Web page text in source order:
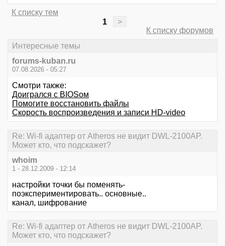
К списку тем
1
>
К списку форумов
Интересные темы
forums-kuban.ru
07.08.2026 - 05:27
Смотри также:
Доигрался c BIOSом
Помогите восстановить файлы
Скорость воспроизведения и записи HD-video
Re: Wi-fi адаптер от Atheros не видит DWL-2100AP.
Может кто, что подскажет?
whoim
1 - 28.12.2009 - 12:14
настройки точки бы поменять-
поэкспериментировать.. основные..
канал, шифрование
Re: Wi-fi адаптер от Atheros не видит DWL-2100AP.
Может кто, что подскажет?